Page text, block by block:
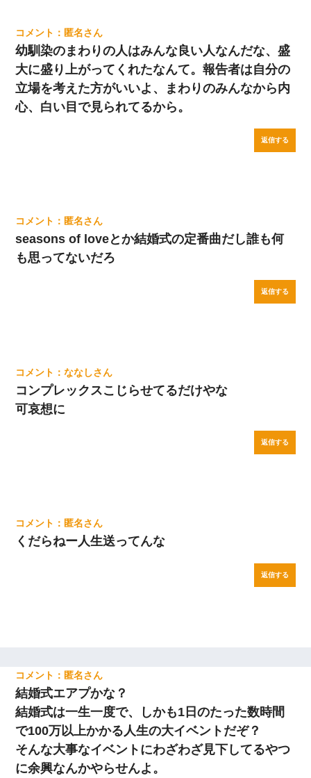
匿名
幼馴染のまわりの人はみんな良い人なんだな、盛
大に盛り上がってくれたなんて。報告者は自分の
立場を考えた方がいいよ、まわりのみんなから内
心、白い目で見られてるから。
返信する
匿名
seasons of loveとか結婚式の定番曲だし誰も何
も思ってないだろ
返信する
ななし
コンプレックスこじらせてるだけやな
可哀想に
返信する
匿名
くだらねー人生送ってんな
返信する
匿名
結婚式エアプかな？
結婚式は一生一度で、しかも1日のたった数時間
で100万以上かかる人生の大イベントだぞ？
そんな大事なイベントにわざわざ見下してるやつ
に余興なんかやらせんよ。